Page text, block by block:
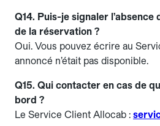
Q14. Puis-je signaler l’absence
de la réservation ?
Oui. Vous pouvez écrire au
annoncé n’était pas disponible.
Q15. Qui contacter en cas de
bord ?
Le Service Client Allocab :